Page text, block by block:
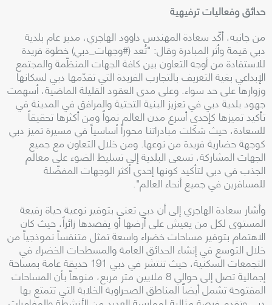
حدائق وفعاليات ترفيهية
من جانبه، أكّد سعادة المهندس داوود الهاجري، مدير عام بلدية
دبي قيمة وأثر المبادرة وقال: "تُعد (#وجهات_دبي) خطوة فريدة
للاستفادة من أوجه التعاون بين كافة الجهات المنظّمة والمجتمع
الإبداعي بغية التعريف بالتجارب الفريدة التي تقدّمها دبي لسكانها
وزوارها على حد سواء. وعلى مدى العقود القليلة الماضية، أسهمت
جهود بلدية دبي في تعزيز البنية التحتية والمرافق في المدينة في
تأكيد تميزها كإحدى أسرع مدن العالم نمواً ومن أكثرها تحقيقاً
للسعادة، حيث شكّلت مبادراتنا محوراً أساسياً في مسيرة تميز دبي
كوجهة حضارية فريدة من نوعها. ومن خلال التعاون مع جميع
الجهات المشاركة، تسعى البلدية إلى تسليط الضوء على معالم
الجذب في دبي لتأكيد كونها إحدى أكثر الوجهات المفضّلة
للمسافرين في جميع أنحاء العالم".
وأشار سعادة الهاجري إلى أن دبي تعنى بتوفير نوعية حياة رفيعة
المستوى لكل من يعيش على أرضها أو يقصدها زائراً، حيث كان
الاهتمام بتوفير مساحات خضراء واسعة تمثل متنفساً نموذجياً من
خلال التوسع في إنشاء الحدائق العامة والمسطحات الخضراء في
التجمعات السكنية، حيث تنتشر في دبي 191 حديقة عامة بمساحة
إجمالية تصل إلى حوالي 8 ملايين متر مربع، منوهاً بأن المساحات
المفتوحة تشمل أيضاً المناطق الصحراوية الخلابة التي تتمتع بها